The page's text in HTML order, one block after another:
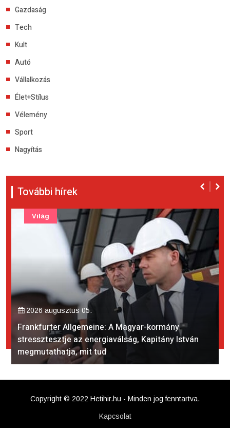
Gazdaság
Tech
Kult
Autó
Vállalkozás
Élet+Stílus
Vélemény
Sport
Nagyítás
További hírek
2026 augusztus 05.
Frankfurter Allgemeine: A Magyar-kormány
stressztesztje az energiaválság, Kapitány István
megmutathatja, mit tud
Világ
Copyright © 2022 Hetihir.hu - Minden jog fenntartva.
Kapcsolat